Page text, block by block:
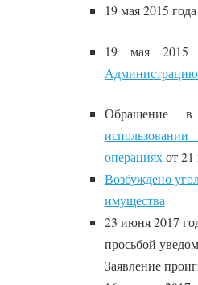
19 мая 2015
19 мая
Обращение
операцияхот 21
Возбуждено
имущества
23 июня 2017
просьбой
Заявление